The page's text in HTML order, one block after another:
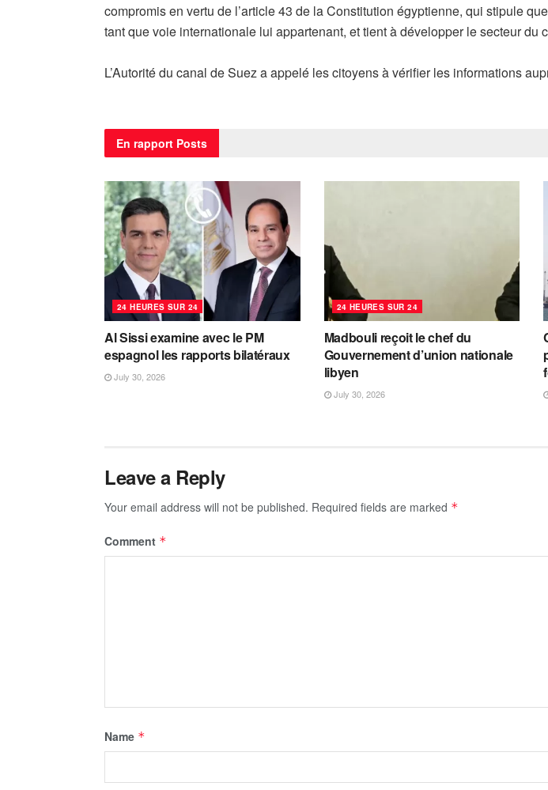
compromis en vertu de l’article 43 de la Constitution égyptienne, qui stipule
tant que voie internationale lui appartenant, et tient à développer le secteur du
L’Autorité du canal de Suez a appelé les citoyens à vérifier les informations
En rapport Posts
24 HEURES SUR 24
Al Sissi examine avec le PM
espagnol les rapports bilatéraux
July 30, 2026
24 HEURES SUR 24
Madbouli reçoit le chef du
Gouvernement d’union nationale
libyen
July 30, 2026
Leave a Reply
Your email address will not be published. Required fields are marked *
Comment *
Name *